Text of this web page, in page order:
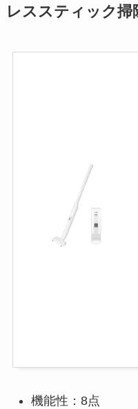
レススティック掃
機能性：8点